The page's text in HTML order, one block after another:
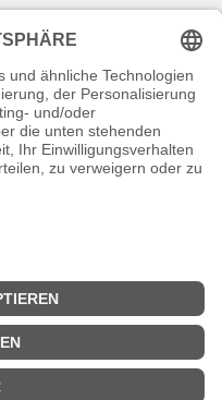
Kundenbewertungen